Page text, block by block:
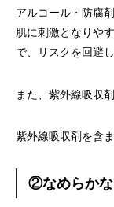
アルコール・防腐
肌に刺激となりや
で、リスクを回避
また、紫外線吸収
紫外線吸収剤を含
②なめらか